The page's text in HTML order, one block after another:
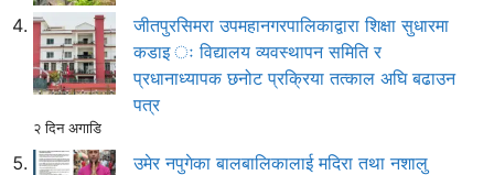
जीतपुरसिमरा उपमहानगरपालिकाद्वारा शिक्षा सुधारमा
कडाइ ः विद्यालय व्यवस्थापन समिति र
प्रधानाध्यापक छनोट प्रक्रिया तत्काल अघि बढाउन
पत्र
२ दिन अगाडि
उमेर नपुगेका बालबालिकालाई मदिरा तथा नशालु